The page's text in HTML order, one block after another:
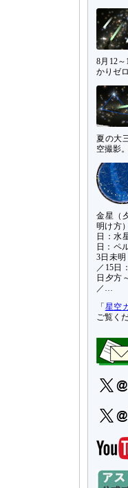
8月12
かりゼ
夏の大
空撮影
金星（
明け方
日：水
日：ペ
3日未
／15日
日夕方
／…
「 星空
ご覧く